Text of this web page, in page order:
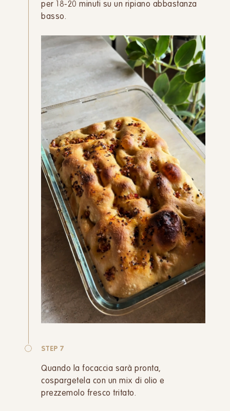
per 18-20 minuti su un ripiano abbastanza
basso.
STEP 7
Quando la focaccia sarà pronta,
cospargetela con un mix di olio e
prezzemolo fresco tritato.